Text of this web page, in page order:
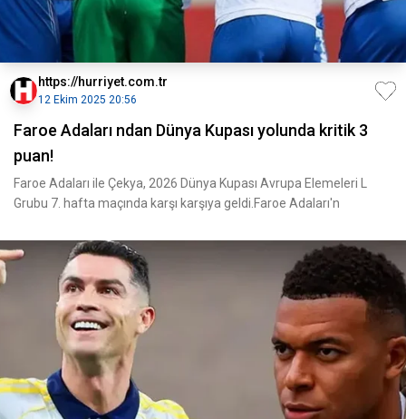
https://hurriyet.com.tr
12 Ekim 2025 20:56
Faroe Adaları ndan Dünya Kupası yolunda kritik 3
puan!
Faroe Adaları ile Çekya, 2026 Dünya Kupası Avrupa Elemeleri L
Grubu 7. hafta maçında karşı karşıya geldi.Faroe Adaları'n